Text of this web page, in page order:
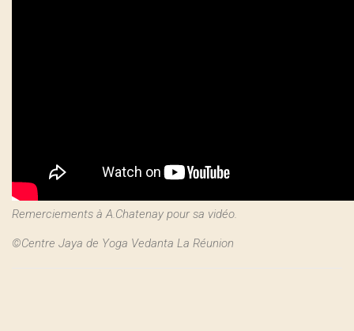
Remerciements à A.Chatenay pour sa vidéo.
©Centre Jaya de Yoga Vedanta La Réunion